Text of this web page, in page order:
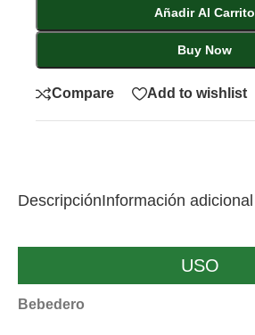
Añadir Al Carrito
Buy Now
Compare Add to wishlist
DescripciónInformación adicional
USO
Bebedero